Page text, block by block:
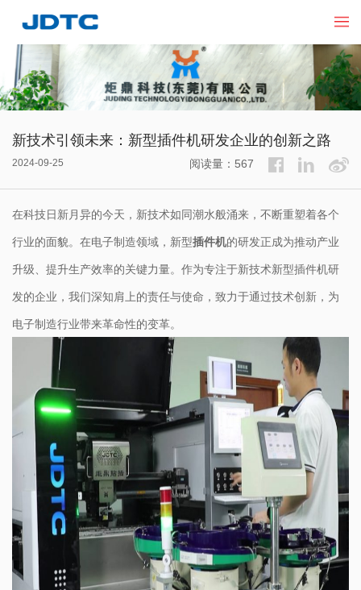
新技术引领未来：新型插件机研发企业的创新之路
2024-09-25 阅读量：567
在科技日新月异的今天，新技术如同潮水般涌来，不断重塑着各个
行业的面貌。在电子制造领域，新型插件机的研发正成为推动产业
升级、提升生产效率的关键力量。作为专注于新技术新型插件机研
发的企业，我们深知肩上的责任与使命，致力于通过技术创新，为
电子制造行业带来革命性的变革。